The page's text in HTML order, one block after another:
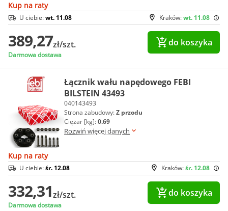
Kup na raty
Kraków:wt. 11.08
U ciebie:wt. 11.08
389,27zł/szt.
Darmowa dostawa
do koszyka
Łącznik wału napędowego FEBI
BILSTEIN 43493
040143493
Strona zabudowy:Z przodu
Ciężar [kg]:0.69
Rozwiń więcej danych
Kup na raty
Kraków:śr. 12.08
U ciebie:śr. 12.08
332,31zł/szt.
Darmowa dostawa
do koszyka